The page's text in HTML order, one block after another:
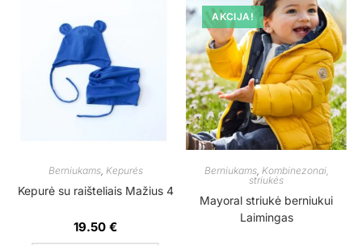
Berniukams, Kepurės
Kepurė su raišteliais Mažius 4
19.50€
AKCIJA!
Berniukams, Kombinezonai,
striukės
Mayoral striukė berniukui
Laimingas